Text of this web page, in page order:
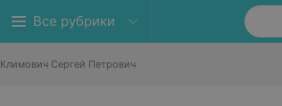
Все рубрики
Климович Сергей Петрович